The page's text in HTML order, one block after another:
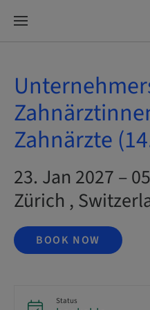
Zahnärzte
23. Jan 2027 –
Zürich ,
BOOK NOW
Status